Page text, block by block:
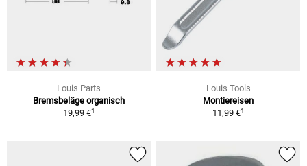
Louis Parts
Bremsbeläge organisch
19,99 €1
Louis Tools
Montiereisen
11,99 €1